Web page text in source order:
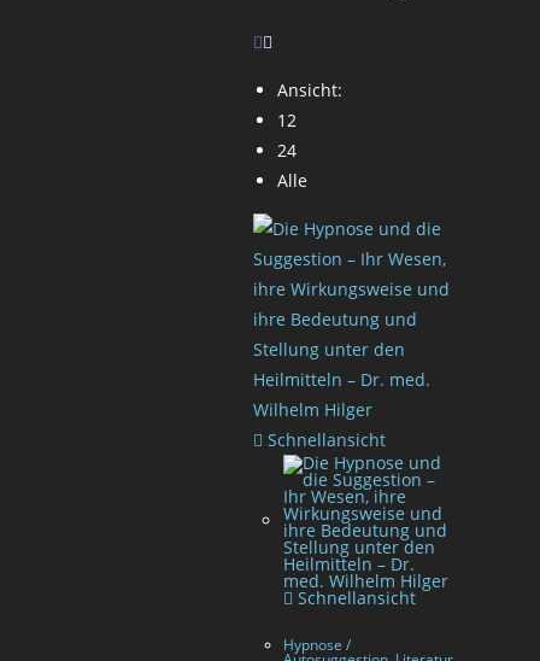
Ansicht:
12
24
Alle
Schnellansicht
Schnellansicht
Hypnose /